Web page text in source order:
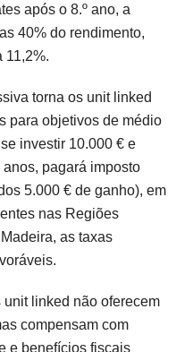
após o 8.º ano, a
40% do rendimento,
11,2%.
torna os unit linked
para objetivos de médio
investir 10.000 € e
pagará imposto
5.000 € de ganho), em
nas Regiões
as taxas
linked não oferecem
compensam com
e benefícios fiscais